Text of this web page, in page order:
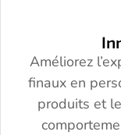
Améliorez
finaux en
produits et